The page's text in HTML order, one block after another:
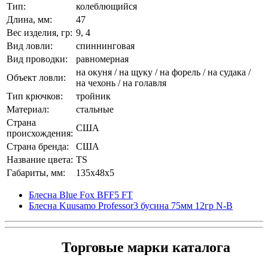
Тип:
колеблющийся
Длина, мм:
47
Вес изделия, гр: 9, 4
Вид ловли:
спиннинговая
Вид проводки:
равномерная
Объект ловли:
на окуня / на щуку / на форель / на судака /
на чехонь / на голавля
Тип крючков:
тройник
Материал:
стальные
Страна
происхождения:
США
Страна бренда:
США
Название цвета: TS
Габариты, мм:
135x48x5
Блесна Blue Fox BFF5 FT
Блесна Kuusamo Professor3 бусина 75мм 12гр N-B
Торговые марки каталога